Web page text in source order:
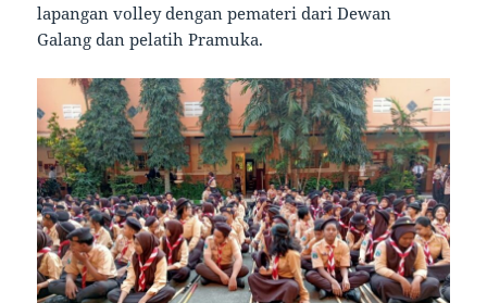
lapangan volley dengan pemateri dari Dewan
Galang dan pelatih Pramuka.